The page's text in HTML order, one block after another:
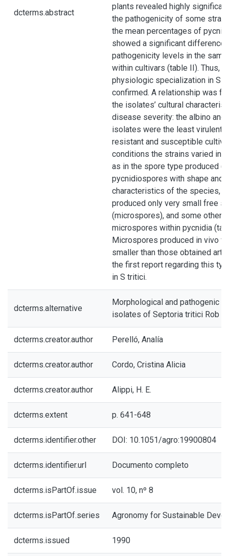
dcterms.abstract
plants revealed highly
the pathogenicity of some
the mean percentages of
showed a significant difference
pathogenicity levels in the same
within cultivars (table II). Thus,
physiologic specialization in S
confirmed. A relationship was
the isolates’ cultural
disease severity: the albino and
isolates were the least virulent
resistant and susceptible
conditions the strains varied in
as in the spore type produced
pycnidiospores with shape and
characteristics of the species,
produced only very small free
(microspores), and some others
microspores within pycnidia
Microspores produced in vivo
smaller than those obtained
the first report regarding this
in S tritici.
dcterms.alternative
Morphological and pathogenic
isolates of Septoria tritici Rob
dcterms.creator.author Perelló, Analía
dcterms.creator.author Cordo, Cristina Alicia
dcterms.creator.author Alippi, H. E.
dcterms.extent p. 641-648
dcterms.identifier.other DOI: 10.1051/agro:19900804
dcterms.identifier.url Documento completo
dcterms.isPartOf.issue vol. 10, nº 8
dcterms.isPartOf.series Agronomy for Sustainable
dcterms.issued 1990